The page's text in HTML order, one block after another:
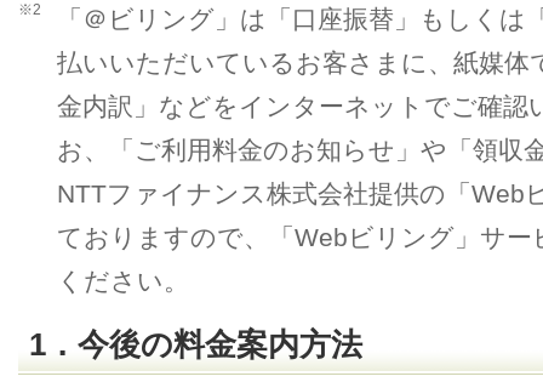
※2
「＠ビリング」は「口座振替」もしく
払いいただいているお客さまに、紙媒体
金内訳」などをインターネットでご確
お、「ご利用料金のお知らせ」や「領収
NTTファイナンス株式会社提供の「Web
ておりますので、「Webビリング」サ
ください。
1．今後の料金案内方法